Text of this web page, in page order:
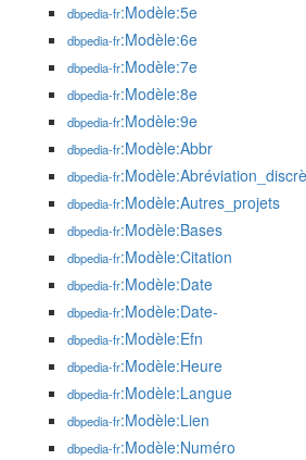
dbpedia-fr:Modèle:5e
dbpedia-fr:Modèle:6e
dbpedia-fr:Modèle:7e
dbpedia-fr:Modèle:8e
dbpedia-fr:Modèle:9e
dbpedia-fr:Modèle:Abbr
dbpedia-fr
dbpedia-fr:Modèle:Autres_projets
dbpedia-fr:Modèle:Bases
dbpedia-fr:Modèle:Citation
dbpedia-fr:Modèle:Date
dbpedia-fr:Modèle:Date-
dbpedia-fr:Modèle:Efn
dbpedia-fr:Modèle:Heure
dbpedia-fr:Modèle:Langue
dbpedia-fr:Modèle:Lien
dbpedia-fr:Modèle:Numéro